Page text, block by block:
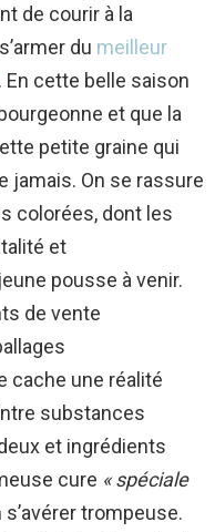
de courir à la
du meilleur
. En cette belle saison
et que la
petite graine qui
jamais. On se rassure
colorées, dont les
et
pousse à venir.
de vente
cache une réalité
substances
et ingrédients
cure « spéciale
trompeuse.